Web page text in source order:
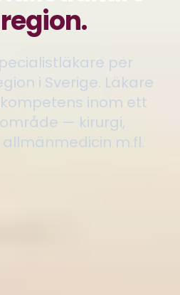
per
i Sverige. Läkare
inom ett
— kirurgi,
m.fl.